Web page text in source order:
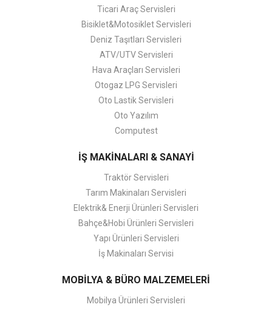
Ticari Araç Servisleri
Bisiklet&Motosiklet Servisleri
Deniz Taşıtları Servisleri
ATV/UTV Servisleri
Hava Araçları Servisleri
Otogaz LPG Servisleri
Oto Lastik Servisleri
Oto Yazılım
Computest
İŞ MAKİNALARI & SANAYİ
Traktör Servisleri
Tarım Makinaları Servisleri
Elektrik& Enerji Ürünleri Servisleri
Bahçe&Hobi Ürünleri Servisleri
Yapı Ürünleri Servisleri
İş Makinaları Servisi
MOBİLYA & BÜRO MALZEMELERİ
Mobilya Ürünleri Servisleri